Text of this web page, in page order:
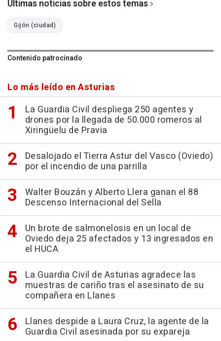
Últimas noticias sobre estos temas
Gijón (ciudad)
Contenido patrocinado
Lo más leído en Asturias
La Guardia Civil despliega 250 agentes y
drones por la llegada de 50.000 romeros al
Xiringüelu de Pravia
Desalojado el Tierra Astur del Vasco (Oviedo)
por el incendio de una parrilla
Walter Bouzán y Alberto Llera ganan el 88
Descenso Internacional del Sella
Un brote de salmonelosis en un local de
Oviedo deja 25 afectados y 13 ingresados en
el HUCA
La Guardia Civil de Asturias agradece las
muestras de cariño tras el asesinato de su
compañera en Llanes
Llanes despide a Laura Cruz, la agente de la
Guardia Civil asesinada por su expareja